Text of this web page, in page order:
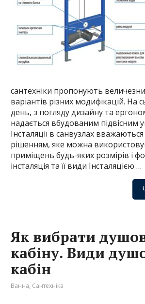
сантехніки пропонують
варіантів різних модифікацій. На
день, з погляду дизайну та
надається вбудованим підвісним
Інсталяції в санвузлах
рішенням, яке можна
приміщень будь-яких розмірів і
інсталяція та її види Інсталяцією …
Як вибрати
кабіну. Види
кабін
Ванна, Сантехніка